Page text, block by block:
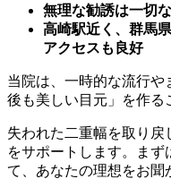
無理な勧誘は一切
高崎駅近く、群馬
アクセスも良好
当院は、一時的な流行や
後も美しい目元」を作る
失われた二重幅を取り戻
をサポートします。ま
て、あなたの理想をお聞